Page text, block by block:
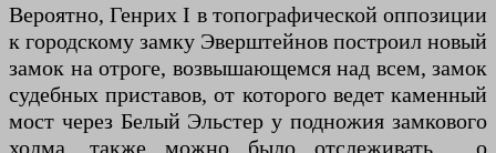
Вероятно, Генрих I в топографической оппозиции
к городскому замку Эверштейнов построил новый
замок на отроге, возвышающемся над всем, замок
судебных приставов, от которого ведет каменный
мост через Белый Эльстер у подножия замкового
холма. также можно было отслеживать , о